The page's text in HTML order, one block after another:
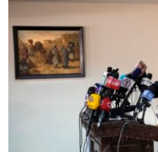
ອິດສະຫຼະພາບດ້ານການຂ່າວ
ຊີວິດຊາວລາວ
ຊຸມຊົນຊາວລາວ
ວິທະຍາສາດ-ເທັກໂນໂລຈີ